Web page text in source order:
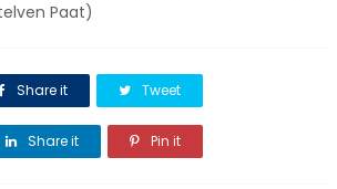
Paat)
Share it Tweet
Share it Pin it